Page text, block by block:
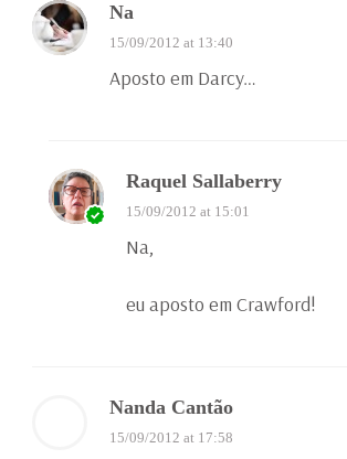
Na
15/09/2012 at 13:40
Aposto em Darcy…
Raquel Sallaberry
15/09/2012 at 15:01
Na,
eu aposto em Crawford!
Nanda Cantão
15/09/2012 at 17:58